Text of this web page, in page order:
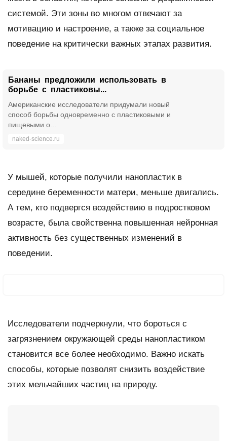
системой. Эти зоны во многом отвечают за
мотивацию и настроение, а также за социальное
поведение на критически важных этапах развития.
Бананы предложили использовать в
борьбе с пластиковы...
Американские исследователи придумали новый
способ борьбы одновременно с пластиковыми и
пищевыми о...
naked-science.ru
У мышей, которые получили нанопластик в
середине беременности матери, меньше двигались.
А тем, кто подвергся воздействию в подростковом
возрасте, была свойственна повышенная нейронная
активность без существенных изменений в
поведении.
Исследователи подчеркнули, что бороться с
загрязнением окружающей среды нанопластиком
становится все более необходимо. Важно искать
способы, которые позволят снизить воздействие
этих мельчайших частиц на природу.